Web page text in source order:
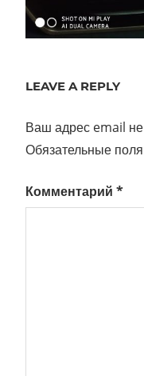
LEAVE A REPLY
Ваш адрес email не
Обязательные
Комментарий *